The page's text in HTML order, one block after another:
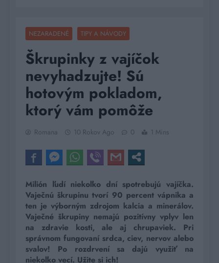
NEZARADENÉ TIPY A NÁVODY
Škrupinky z vajíčok
nevyhadzujte! Sú
hotovým pokladom,
ktorý vám pomôže
Romana 10 Rokov Ago 0 1 Mins
Milión ľudí niekoľko dní spotrebujú vajíčka.
Vaječnú škrupinu tvorí 90 percent vápnika a
ten je výborným zdrojom kalcia a minerálov.
Vaječné škrupiny nemajú pozitívny vplyv len
na zdravie kosti, ale aj chrupaviek. Pri
správnom fungovaní srdca, ciev, nervov alebo
svalov! Po rozdrvení sa dajú využiť na
niekoľko vecí. Užite si ich!